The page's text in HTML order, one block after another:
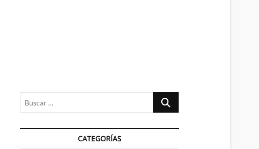
Buscar
CATEGORÍAS